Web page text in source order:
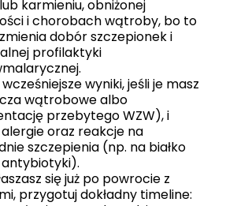
karmieniu, obniżonej
i chorobach wątroby, bo to
dobór szczepionek i
profilaktyki
wyniki, jeśli je masz
wątrobowe albo
przebytego WZW), i
oraz reakcje na
szczepienia (np. na białko
się już po powrocie z
przygotuj dokładny timeline: